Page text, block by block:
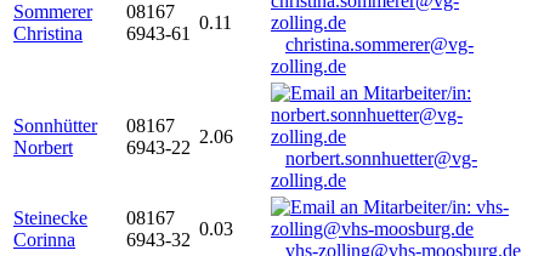
Sommerer
Christina
08167
6943-61
0.11
christina.sommerer@vg-
zolling.de
Sonnhütter
Norbert
08167
6943-22
2.06
norbert.sonnhuetter@vg-
zolling.de
Steinecke
Corinna
08167
6943-32
0.03
vhs-zolling@vhs-moosburg.de